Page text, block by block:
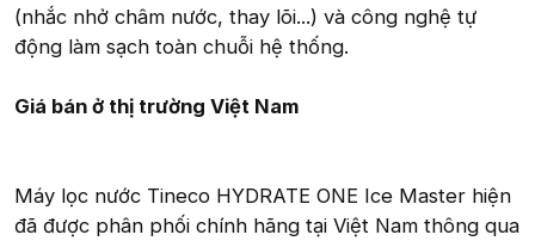
(nhắc nhở châm nước, thay lõi...) và công nghệ tự
động làm sạch toàn chuỗi hệ thống.
Giá bán ở thị trường Việt Nam
Máy lọc nước Tineco HYDRATE ONE Ice Master hiện
đã được phân phối chính hãng tại Việt Nam thông qua